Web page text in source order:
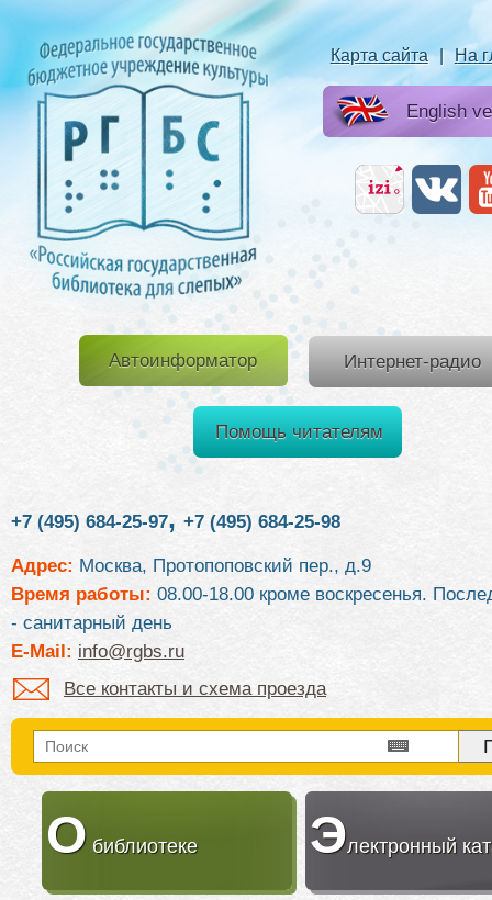
Карта сайта | На
English
Автоинформатор Интернет-радио
Помощь читателям
+7 (495) 684-25-97, +7 (495) 684-25-98
Адрес: Москва, Протопоповский пер., д.9
Время работы: 08.00-18.00 кроме воскресенья.
- санитарный день
E-Mail: info@rgbs.ru
Все контакты и схема проезда
О библиотеке Электронный